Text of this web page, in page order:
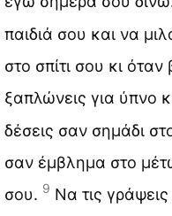
παιδιά σου και να
στο σπίτι σου κι
ξαπλώνεις για ύπνο
δέσεις σαν σημάδι
σαν έμβλημα στο
σου. 9 Να τις